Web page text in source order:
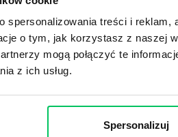
spersonalizowania treści i reklam,
o tym, jak korzystasz z naszej
mogą połączyć te
z ich usług.
Spersonalizuj
wchodzące w skład
ZESPOŁU
(i mniejszej) firmie pojęcie
raz się z nim spotkała.